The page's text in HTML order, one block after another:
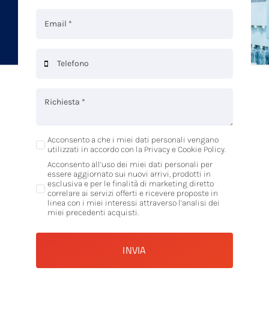
Acconsento a che i miei dati personali vengano
utilizzati in accordo con la Privacy e Cookie Policy.
Acconsento all’uso dei miei dati personali per
essere aggiornato sui nuovi arrivi, prodotti in
esclusiva e per le finalità di marketing diretto
correlare ai servizi offerti e ricevere proposte in
linea con i miei interessi attraverso l’analisi dei
miei precedenti acquisti.
INVIA